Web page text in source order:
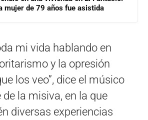
mujer de 79 años fue asistida
mi vida hablando en
y la opresión
los veo”, dice el músico
la misiva, en la que
diversas experiencias